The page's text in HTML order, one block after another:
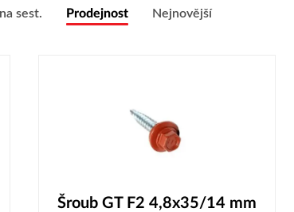
sest. Prodejnost Nejnovější
Šroub GT F2 4,8x35/14 mm